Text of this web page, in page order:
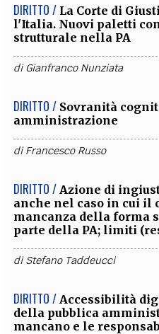
DIRITTO / La Corte di
l'Italia. Nuovi paletti
strutturale nella PA
diGianfranco Nunziata
DIRITTO / Sovranità
amministrazione
diFrancesco Russo
DIRITTO / Azione di
anche nel caso in cui il
mancanza della forma
parte della PA; limiti
diStefano Taddeucci
DIRITTO / Accessibilità
della pubblica
mancano e le